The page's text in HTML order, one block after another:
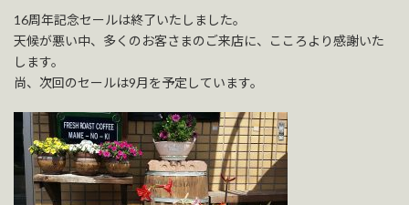
16周年記念セールは終了いたしました。
天候が悪い中、多くのお客さまのご来店に、こころより感謝いた
します。
尚、次回のセールは9月を予定しています。